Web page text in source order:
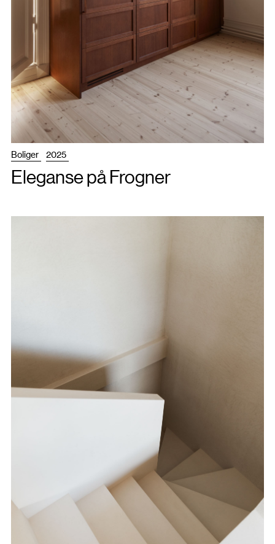
Boliger 2025
Eleganse på Frogner